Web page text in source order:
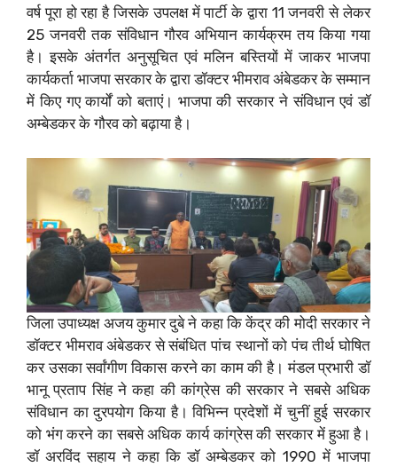
वर्ष पूरा हो रहा है जिसके उपलक्ष में पार्टी के द्वारा 11 जनवरी से लेकर
25 जनवरी तक संविधान गौरव अभियान कार्यक्रम तय किया गया
है। इसके अंतर्गत अनुसूचित एवं मलिन बस्तियों में जाकर भाजपा
कार्यकर्ता भाजपा सरकार के द्वारा डॉक्टर भीमराव अंबेडकर के सम्मान
में किए गए कार्यों को बताएं। भाजपा की सरकार ने संविधान एवं डॉ
अम्बेडकर के गौरव को बढ़ाया है।
जिला उपाध्यक्ष अजय कुमार दुबे ने कहा कि केंद्र की मोदी सरकार ने
डॉक्टर भीमराव अंबेडकर से संबंधित पांच स्थानों को पंच तीर्थ घोषित
कर उसका सर्वांगीण विकास करने का काम की है। मंडल प्रभारी डॉ
भानू प्रताप सिंह ने कहा की कांग्रेस की सरकार ने सबसे अधिक
संविधान का दुरपयोग किया है। विभिन्न प्रदेशों में चुनीं हुई सरकार
को भंग करने का सबसे अधिक कार्य कांग्रेस की सरकार में हुआ है।
डॉ अरविंद सहाय ने कहा कि डॉ अम्बेडकर को 1990 में भाजपा